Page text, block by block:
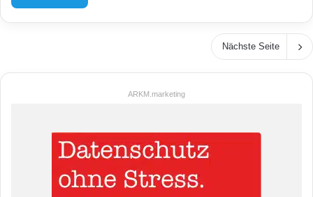
Nächste Seite
ARKM.marketing